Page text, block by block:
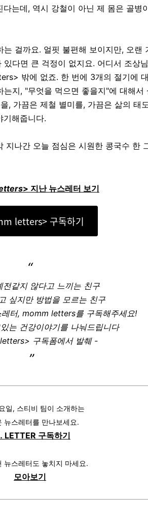
는데, 역시 강철이 아닌 제 몸은 골병
걸까요. 얼핏 불편해 보이지만, 오랜
다면 큰 걱정이 없지요. 어디서 조상
밖에 없죠. 한 번에 3개의 절기에
지, "무엇을 먹으면 좋을지"에 대해서
, 가끔은 제철 별미를, 가끔은 삶의 태
기해줍니다.
지나간 오늘 점심은 시원한 콩국수 한
> 지난 뉴스레터 보기
letters> 구독하기
“
전같지 않다고 느끼는 친구
싶지만 방법을 모르는 친구
레터, momm letters를 구독해주세요!
는 건강이야기를 나눠드립니다
구독폼에서 발췌 -
”
일, 스티비 팀이 소개하는
뉴스레터를 만나보세요.
LETTER 구독하기
뉴스레터도 놓치지 마세요.
모아보기